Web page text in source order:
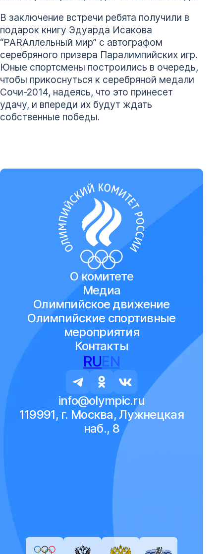
В заключение встречи ребята получили в
подарок книгу Эдуарда Исакова
“PARAллельный мир” с автографом
серебряного призера Паралимпийских игр.
Юные спортсмены построились в очередь,
чтобы прикоснуться к серебряной медали
Сочи-2014, надеясь, что это принесет
удачу, и впереди их будут ждать
собственные победы.
О комитете
Медиа
Олимпийское движение
Олимпийские спортивные
мероприятия
Контакты
RUEN
info@olympic.ru
119991, г. Москва, Лужнецкая
наб., 8